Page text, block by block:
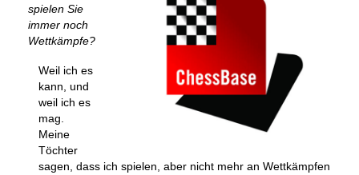
spielen Sie
immer noch
Wettkämpfe?
Weil ich es
kann, und
weil ich es
mag.
Meine
Töchter
sagen, dass ich spielen, aber nicht mehr an Wettkämpfen